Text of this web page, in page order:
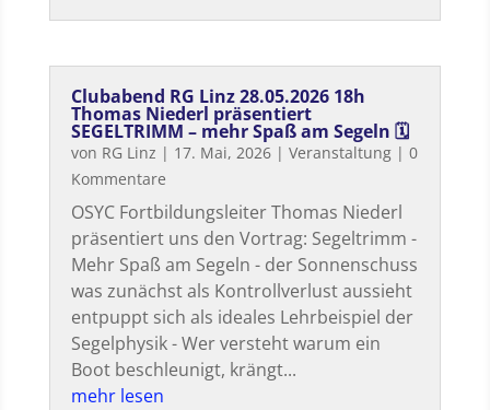
Clubabend RG Linz 28.05.2026 18h
Thomas Niederl präsentiert
SEGELTRIMM – mehr Spaß am Segeln 🗓
von RG Linz | 17. Mai, 2026| Veranstaltung| 0
Kommentare
OSYC Fortbildungsleiter Thomas Niederl
präsentiert uns den Vortrag: Segeltrimm -
Mehr Spaß am Segeln - der Sonnenschuss
was zunächst als Kontrollverlust aussieht
entpuppt sich als ideales Lehrbeispiel der
Segelphysik - Wer versteht warum ein
Boot beschleunigt, krängt...
mehr lesen